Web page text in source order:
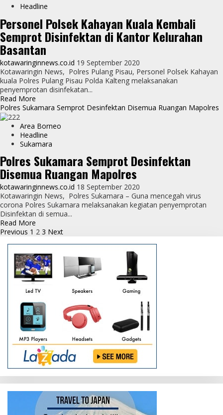
Personil
Maliku
Semprot
Disinfektan
di
Rumah
Ibadah
Headline
Personel Polsek Kahayan Kuala Kembali
Semprot Disinfektan di Kantor Kelurahan
Basantan
kotawaringinnews.co.id 19 September 2020
Kotawaringin News, Polres Pulang Pisau, Personel Polsek Kahayan
kuala Polres Pulang Pisau Polda Kalteng melaksanakan
penyemprotan disinfekatan...
Read More
more
Personel
Polsek
Kahayan
Kembali
Semprot
Disinfektan
di
Kantor
Kelurahan
Basantan
Polres Sukamara Semprot Desinfektan Disemua Ruangan Mapolres
Area Borneo
Headline
Sukamara
Polres Sukamara Semprot Desinfektan
Disemua Ruangan Mapolres
kotawaringinnews.co.id 18 September 2020
Kotawaringin News, Polres Sukamara – Guna mencegah virus
corona Polres Sukamara melaksanakan kegiatan penyemprotan
Disinfektan di semua...
Read More
more
Sukamara
Semprot
Desinfektan
Ruangan
Mapolres
Paginasi
pos
Previous 1 2 3 Next